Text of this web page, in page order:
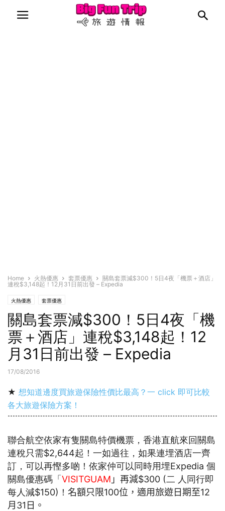
Home 火熱優惠 套票優惠
關島套票減$300！5日4夜「機票＋酒店」
連稅$3,148起！12月31日前出發 – Expedia
火熱優惠 套票優惠
關島套票減$300！5日4夜「機
票＋酒店」連稅$3,148起！12
月31日前出發 – Expedia
17/08/2016
★ 想知道邊度買旅遊保險性價比最高？一 click 即可比較
各大旅遊保險方案！
聯合航空依家有隻關島特價機票，香港直航來回關島
連稅只需$2,644起！一如過往，如果連埋酒店一齊
訂，可以再慳多啲！依家仲可以同時用埋Expedia 個
關島優惠碼「 VISITGUAM 」再減$300 (二 人同行即
每人減$150)！ 名額只限100位，適用旅遊日期至12
月 31 日。